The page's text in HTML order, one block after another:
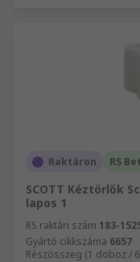
Raktáron RS
SCOTT Kéztörlők
lapos 1
RS raktári szám 183-
Gyártó cikkszáma 6657
Részösszeg (1 doboz /